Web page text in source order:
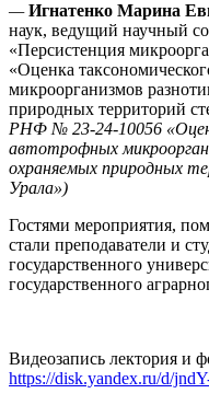
—Игнатенко Марина
наук, ведущий научный
«Персистенция
«Оценка
микроорганизмов
природных территорий
РНФ № 23-24-10056
автотрофных
охраняемых природных
Урала»)
Гостями мероприятия,
стали преподаватели и
государственного
государственного
Видеозапись лектория и
https://disk.yandex.ru/d/